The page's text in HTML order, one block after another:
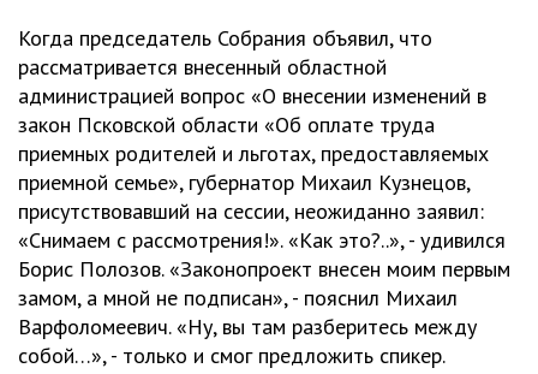
Когда председатель Собрания объявил, что
рассматривается внесенный областной
администрацией вопрос «О внесении изменений в
закон Псковской области «Об оплате труда
приемных родителей и льготах, предоставляемых
приемной семье», губернатор Михаил Кузнецов,
присутствовавший на сессии, неожиданно заявил:
«Снимаем с рассмотрения!». «Как это?..», - удивился
Борис Полозов. «Законопроект внесен моим первым
замом, а мной не подписан», - пояснил Михаил
Варфоломеевич. «Ну, вы там разберитесь между
собой…», - только и смог предложить спикер.